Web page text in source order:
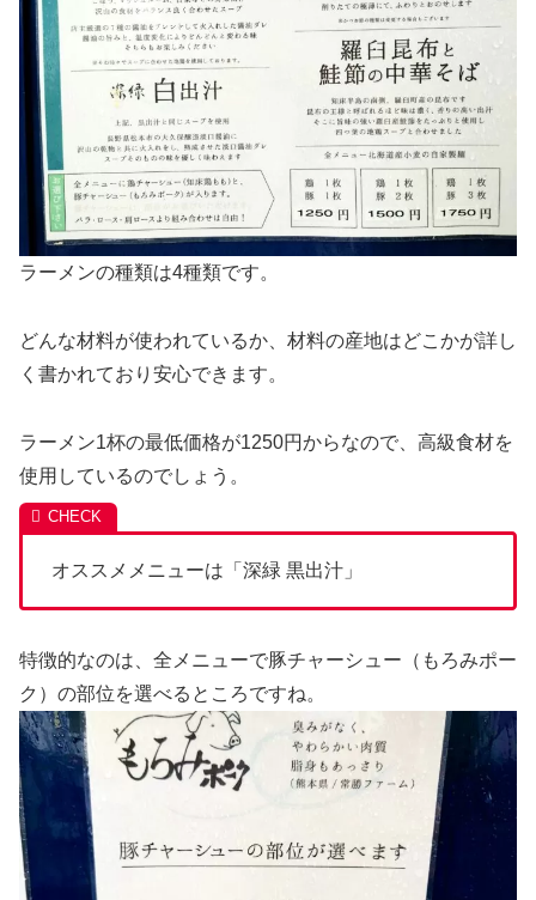
ラーメンの種類は4種類です。
どんな材料が使われているか、材料の産地はどこかが詳し
く書かれており安心できます。
ラーメン1杯の最低価格が1250円からなので、高級食材を
使用しているのでしょう。
オススメメニューは「深緑 黒出汁」
特徴的なのは、全メニューで豚チャーシュー（もろみポー
ク）の部位を選べるところですね。